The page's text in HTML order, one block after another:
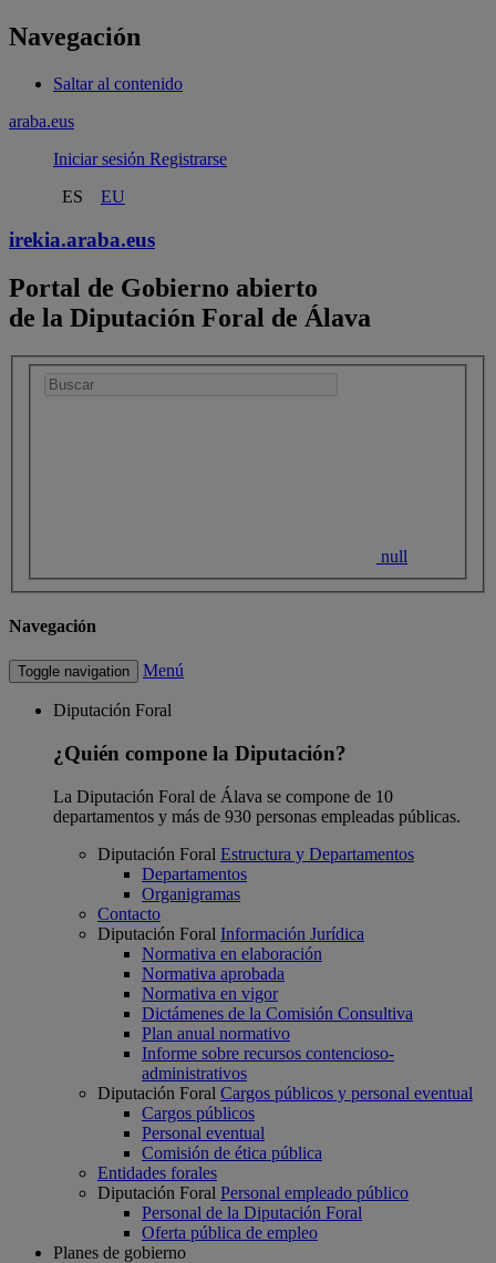
Navegación
Saltar al contenido
araba.eus
Iniciar sesión Registrarse
ES
EU
irekia.araba.eus
Portal de Gobierno abierto
de la Diputación Foral de Álava
null
Navegación
Toggle navigation Menú
Diputación Foral
¿Quién compone la Diputación?
La Diputación Foral de Álava se compone de 10
departamentos y más de 930 personas empleadas públicas.
Diputación Foral Estructura y Departamentos
Departamentos
Organigramas
Contacto
Diputación Foral Información Jurídica
Normativa en elaboración
Normativa aprobada
Normativa en vigor
Dictámenes de la Comisión Consultiva
Plan anual normativo
Informe sobre recursos contencioso-
administrativos
Diputación Foral Cargos públicos y personal eventual
Cargos públicos
Personal eventual
Comisión de ética pública
Entidades forales
Diputación Foral Personal empleado público
Personal de la Diputación Foral
Oferta pública de empleo
Planes de gobierno